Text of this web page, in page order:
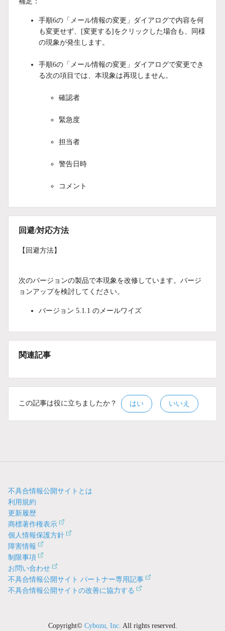
手順6の「メール情報の変更」ダイアログで内容を何
も変更せず、[変更する]をクリックした場合も、同様
の現象が発生します。
手順6の「メール情報の変更」ダイアログで変更でき
る次の項目では、本現象は再現しません。
確認者
緊急度
担当者
警告日時
コメント
回避/対応方法
【回避方法】
次のバージョンの製品で本現象を改修しています。バージ
ョンアップを検討してください。
バージョン 5.1.1 のメールワイズ
関連記事
この記事は役に立ちましたか？ はい いいえ
不具合情報公開サイトとは
利用規約
更新履歴
商標著作権表示
個人情報保護方針
障害情報
制限事項
お問い合わせ
不具合情報公開サイト パートナー専用記事
不具合情報公開サイトの改善に協力する
Copyright© Cybozu, Inc. All rights reserved.